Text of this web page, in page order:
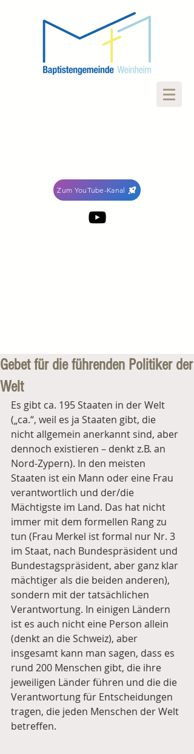
Zum YouTube-Kanal
Gebet für die führenden Politiker der
Welt
Es gibt ca. 195 Staaten in der Welt
(„ca.“, weil es ja Staaten gibt, die
nicht allgemein anerkannt sind, aber
dennoch existieren – denkt z.B. an
Nord-Zypern). In den meisten
Staaten ist ein Mann oder eine Frau
verantwortlich und der/die
Mächtigste im Land. Das hat nicht
immer mit dem formellen Rang zu
tun (Frau Merkel ist formal nur Nr. 3
im Staat, nach Bundespräsident und
Bundestagspräsident, aber ganz klar
mächtiger als die beiden anderen),
sondern mit der tatsächlichen
Verantwortung. In einigen Ländern
ist es auch nicht eine Person allein
(denkt an die Schweiz), aber
insgesamt kann man sagen, dass es
rund 200 Menschen gibt, die ihre
jeweiligen Länder führen und die die
Verantwortung für Entscheidungen
tragen, die jeden Menschen der Welt
betreffen.